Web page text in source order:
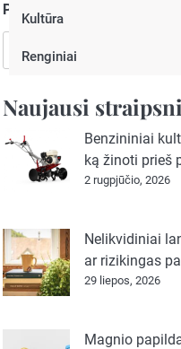
Kultūra
Renginiai
Paieška
Naujausi
Benzininiai
ką žinoti prieš
2 rugpjūčio, 2026
Nelikvidiniai
ar rizikingas
29 liepos, 2026
Magnio